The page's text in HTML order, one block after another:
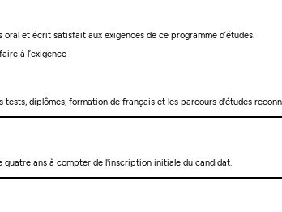
et écrit satisfait aux exigences de ce programme d’études.
à l’exigence :
diplômes, formation de français et les parcours d'études
quatre ans à compter de l'inscription initiale du candidat.